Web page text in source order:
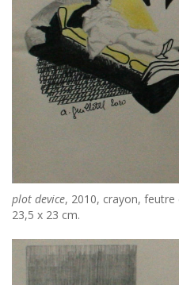
plot device, 2010, crayon,
23,5 x 23 cm.